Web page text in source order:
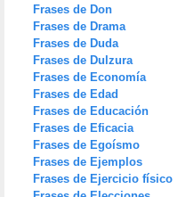
Frases de Don
Frases de Drama
Frases de Duda
Frases de Dulzura
Frases de Economía
Frases de Edad
Frases de Educación
Frases de Eficacia
Frases de Egoísmo
Frases de Ejemplos
Frases de Ejercicio físico